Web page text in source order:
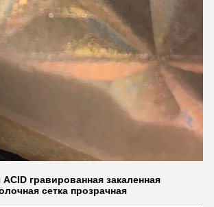
гравированная закаленная
сетка прозрачная